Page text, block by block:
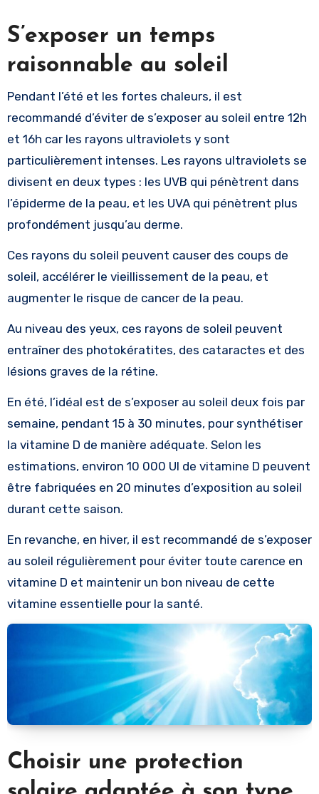
S’exposer un temps
raisonnable au soleil
Pendant l’été et les fortes chaleurs, il est
recommandé d’éviter de s’exposer au soleil entre 12h
et 16h car les rayons ultraviolets y sont
particulièrement intenses. Les rayons ultraviolets se
divisent en deux types : les UVB qui pénètrent dans
l’épiderme de la peau, et les UVA qui pénètrent plus
profondément jusqu’au derme.
Ces rayons du soleil peuvent causer des coups de
soleil, accélérer le vieillissement de la peau, et
augmenter le risque de cancer de la peau.
Au niveau des yeux, ces rayons de soleil peuvent
entraîner des photokératites, des cataractes et des
lésions graves de la rétine.
En été, l’idéal est de s’exposer au soleil deux fois par
semaine, pendant 15 à 30 minutes, pour synthétiser
la vitamine D de manière adéquate. Selon les
estimations, environ 10 000 UI de vitamine D peuvent
être fabriquées en 20 minutes d’exposition au soleil
durant cette saison.
En revanche, en hiver, il est recommandé de s’exposer
au soleil régulièrement pour éviter toute carence en
vitamine D et maintenir un bon niveau de cette
vitamine essentielle pour la santé.
Choisir une protection